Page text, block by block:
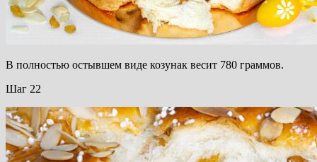
В полностью остывшем виде козунак весит 780 граммов.
Шаг 22